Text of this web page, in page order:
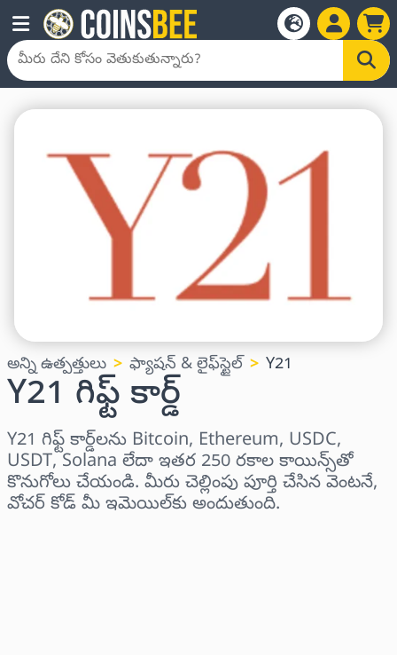
అన్ని ఉత్పత్తులు ఫ్యాషన్ & లైఫ్‌స్టైల్ Y21
Y21 గిఫ్ట్ కార్డ్
Y21 గిఫ్ట్ కార్డ్‌లను Bitcoin, Ethereum, USDC,
USDT, Solana లేదా ఇతర 250 రకాల కాయిన్స్‌తో
కొనుగోలు చేయండి. మీరు చెల్లింపు పూర్తి చేసిన వెంటనే,
వోచర్ కోడ్ మీ ఇమెయిల్‌కు అందుతుంది.